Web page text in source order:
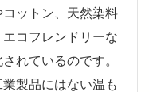
コットン、天然染料
コフレンドリーな
れているのです。
製品にはない温も